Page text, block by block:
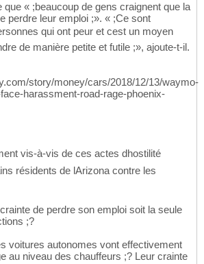
que « ;beaucoup de gens craignent que la
perdre leur emploi ;». « ;Ce sont
qui ont peur et cest un moyen
de manière petite et futile ;», ajoute-t-il.
story/money/cars/2018/12/13/waymo-
harassment-road-rage-phoenix-
vis-à-vis de ces actes dhostilité
résidents de lArizona contre les
de perdre son emploi soit la seule
;?
voitures autonomes vont effectivement
au niveau des chauffeurs ;? Leur crainte